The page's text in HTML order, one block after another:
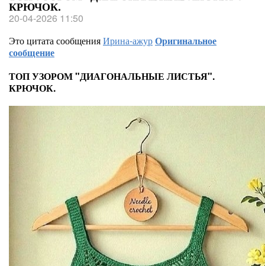
КРЮЧОК.
20-04-2026 11:50
Это цитата сообщенияИрина-ажурОригинальное
сообщение
ТОП УЗОРОМ "ДИАГОНАЛЬНЫЕ ЛИСТЬЯ".
КРЮЧОК.